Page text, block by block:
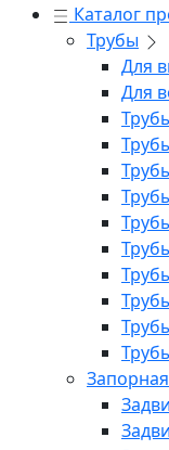
Каталог
Трубы
Для
Для